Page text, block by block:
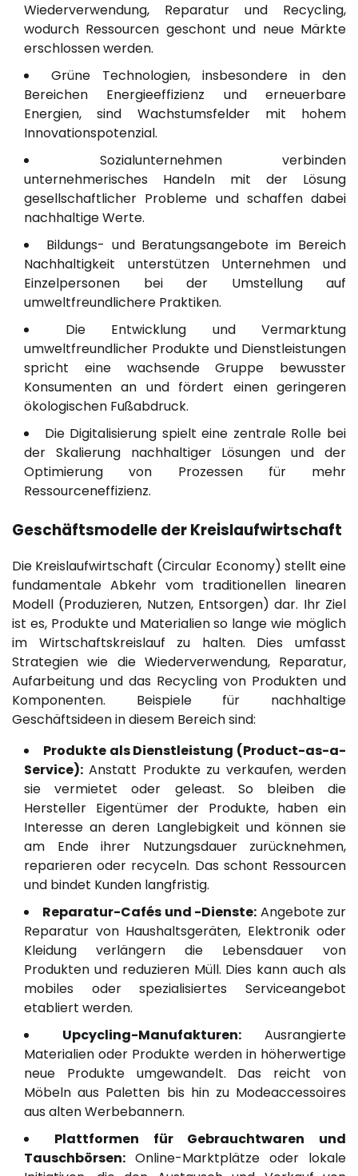
Wiederverwendung, Reparatur und Recycling,
wodurch Ressourcen geschont und neue Märkte
erschlossen werden.
Grüne Technologien, insbesondere in den
Bereichen Energieeffizienz und erneuerbare
Energien, sind Wachstumsfelder mit hohem
Innovationspotenzial.
Sozialunternehmen verbinden
unternehmerisches Handeln mit der Lösung
gesellschaftlicher Probleme und schaffen dabei
nachhaltige Werte.
Bildungs- und Beratungsangebote im Bereich
Nachhaltigkeit unterstützen Unternehmen und
Einzelpersonen bei der Umstellung auf
umweltfreundlichere Praktiken.
Die Entwicklung und Vermarktung
umweltfreundlicher Produkte und Dienstleistungen
spricht eine wachsende Gruppe bewusster
Konsumenten an und fördert einen geringeren
ökologischen Fußabdruck.
Die Digitalisierung spielt eine zentrale Rolle bei
der Skalierung nachhaltiger Lösungen und der
Optimierung von Prozessen für mehr
Ressourceneffizienz.
Geschäftsmodelle der Kreislaufwirtschaft
Die Kreislaufwirtschaft (Circular Economy) stellt eine
fundamentale Abkehr vom traditionellen linearen
Modell (Produzieren, Nutzen, Entsorgen) dar. Ihr Ziel
ist es, Produkte und Materialien so lange wie möglich
im Wirtschaftskreislauf zu halten. Dies umfasst
Strategien wie die Wiederverwendung, Reparatur,
Aufarbeitung und das Recycling von Produkten und
Komponenten. Beispiele für nachhaltige
Geschäftsideen in diesem Bereich sind:
Produkte als Dienstleistung (Product-as-a-
Service): Anstatt Produkte zu verkaufen, werden
sie vermietet oder geleast. So bleiben die
Hersteller Eigentümer der Produkte, haben ein
Interesse an deren Langlebigkeit und können sie
am Ende ihrer Nutzungsdauer zurücknehmen,
reparieren oder recyceln. Das schont Ressourcen
und bindet Kunden langfristig.
Reparatur-Cafés und -Dienste: Angebote zur
Reparatur von Haushaltsgeräten, Elektronik oder
Kleidung verlängern die Lebensdauer von
Produkten und reduzieren Müll. Dies kann auch als
mobiles oder spezialisiertes Serviceangebot
etabliert werden.
Upcycling-Manufakturen: Ausrangierte
Materialien oder Produkte werden in höherwertige
neue Produkte umgewandelt. Das reicht von
Möbeln aus Paletten bis hin zu Modeaccessoires
aus alten Werbebannern.
Plattformen für Gebrauchtwaren und
Tauschbörsen: Online-Marktplätze oder lokale